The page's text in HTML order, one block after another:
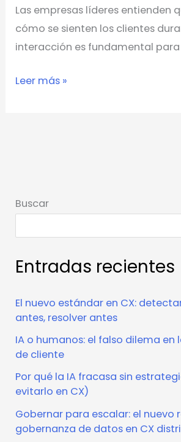
Las empresas líderes entienden
cómo se sienten los clientes
interacción es fundamental
Leer más »
Buscar
Entradas recientes
El nuevo estándar en CX:
antes, resolver antes
IA o humanos: el falso dilema en
de cliente
Por qué la IA fracasa sin
evitarlo en CX)
Gobernar para escalar: el nuevo
gobernanza de datos en CX